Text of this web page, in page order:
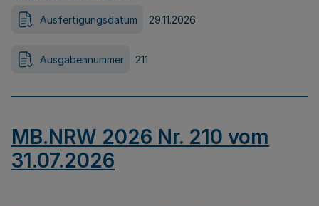
Ausfertigungsdatum 29.11.2026
Ausgabennummer 211
MB.NRW 2026 Nr. 210 vom
31.07.2026